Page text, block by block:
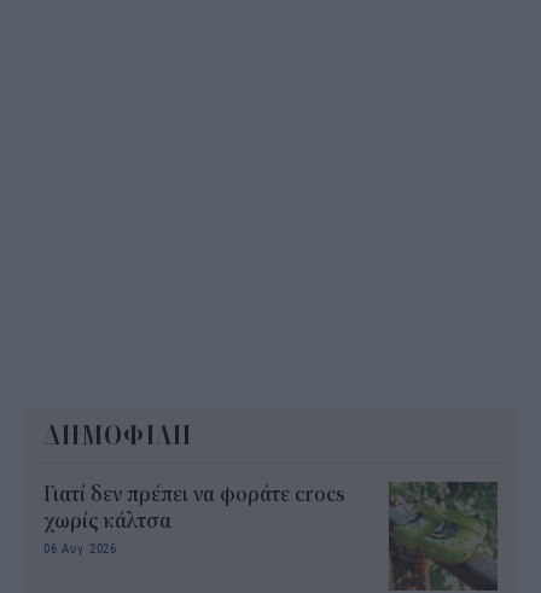
ΔΗΜΟΦΙΛΗ
Γιατί δεν πρέπει να φοράτε crocs
χωρίς κάλτσα
06 Αυγ 2026